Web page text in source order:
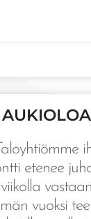
etenee
vuoksi